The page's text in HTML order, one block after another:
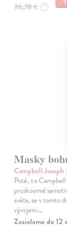
16,30 € ?
Masky
Campbell Joseph
Poté, co
prozkoumal
světa, se v tomto
vývojem.…
Zasielame do 12